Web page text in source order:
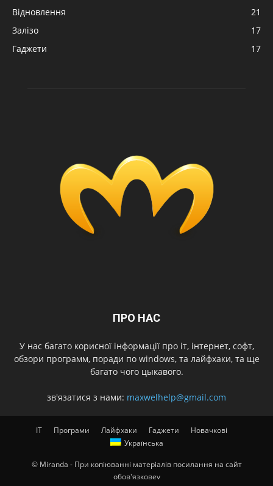
Відновлення
21
Залізо
17
Гаджети
17
ПРО НАС
У нас багато корисної інформації про іт, інтернет, софт,
обзори программ, поради по windows, та лайфхаки, та ще
багато чого цыкавого.
зв'язатися з нами: maxwelhelp@gmail.com
IT Програми Лайфхаки Гаджети
Новачкові
Українська
© Miranda - При копіюванні матеріалів посилання на сайт
обов'язковеv